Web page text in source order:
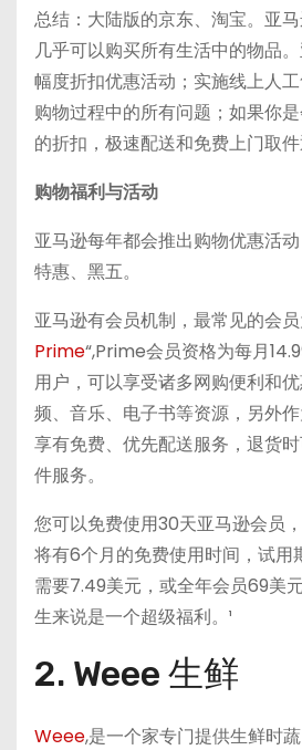
总结：大陆版的京东、淘宝。亚
几乎可以购买所有生活中的物品
幅度折扣优惠活动；实施线上人
购物过程中的所有问题；如果你
的折扣，极速配送和免费上门取件
购物福利与活动
亚马逊每年都会推出购物优惠活
特惠、黑五。
亚马逊有会员机制，最常见的会员
Prime“,Prime会员资格为每月
用户，可以享受诸多网购便利和
频、音乐、电子书等资源，另外
享有免费、优先配送服务，退货
件服务。
您可以免费使用30天亚马逊会员
将有6个月的免费使用时间，试用
需要7.49美元，或全年会员69美
生来说是一个超级福利。¹
2. Weee 生鲜
Weee,是一个家专门提供生鲜时